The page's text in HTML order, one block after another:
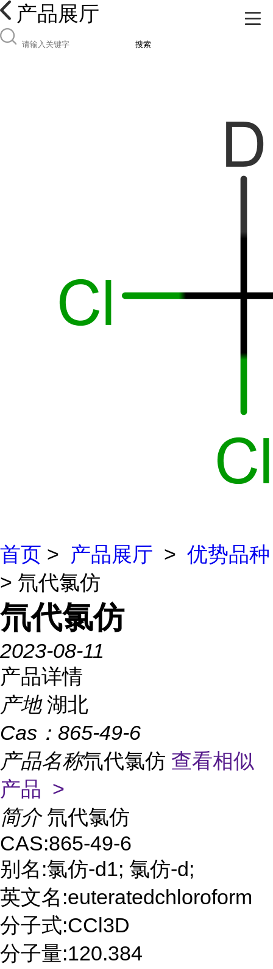
产品展厅
搜索
首页 > 产品展厅 > 优势品种
> 氘代氯仿
氘代氯仿
2023-08-11
产品详情
产地 湖北
Cas： 865-49-6
产品名称氘代氯仿 查看相似
产品 >
简介 氘代氯仿
CAS:865-49-6
别名:氯仿-d1; 氯仿-d;
英文名:euteratedchloroform
分子式:CCl3D
分子量:120.384